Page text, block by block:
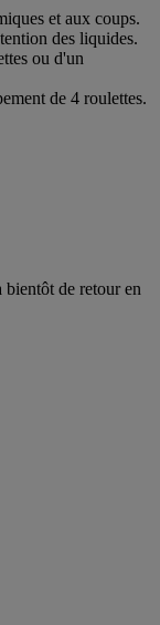
et aux coups.
des liquides.
ou d'un
de 4 roulettes.
de retour en